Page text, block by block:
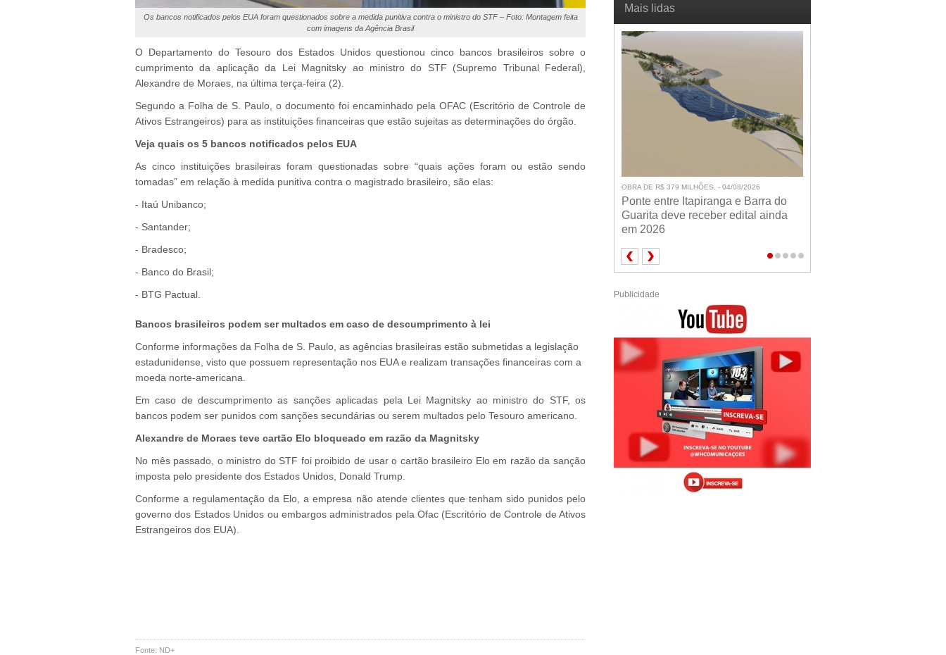
Os bancos notificados pelos EUA foram questionados sobre a medida punitiva contra o ministro do STF – Foto: Montagem feita
com imagens da Agência Brasil
O Departamento do Tesouro dos Estados Unidos questionou cinco bancos brasileiros sobre o
cumprimento da aplicação da Lei Magnitsky ao ministro do STF (Supremo Tribunal Federal),
Alexandre de Moraes, na última terça-feira (2).
Segundo a Folha de S. Paulo, o documento foi encaminhado pela OFAC (Escritório de Controle de
Ativos Estrangeiros) para as instituições financeiras que estão sujeitas as determinações do órgão.
Veja quais os 5 bancos notificados pelos EUA
As cinco instituições brasileiras foram questionadas sobre “quais ações foram ou estão sendo
tomadas” em relação à medida punitiva contra o magistrado brasileiro, são elas:
- Itaú Unibanco;
- Santander;
- Bradesco;
- Banco do Brasil;
- BTG Pactual.
Bancos brasileiros podem ser multados em caso de descumprimento à lei
Conforme informações da Folha de S. Paulo, as agências brasileiras estão submetidas a legislação
estadunidense, visto que possuem representação nos EUA e realizam transações financeiras com a
moeda norte-americana.
Em caso de descumprimento as sanções aplicadas pela Lei Magnitsky ao ministro do STF, os
bancos podem ser punidos com sanções secundárias ou serem multados pelo Tesouro americano.
Alexandre de Moraes teve cartão Elo bloqueado em razão da Magnitsky
No mês passado, o ministro do STF foi proibido de usar o cartão brasileiro Elo em razão da sanção
imposta pelo presidente dos Estados Unidos, Donald Trump.
Conforme a regulamentação da Elo, a empresa não atende clientes que tenham sido punidos pelo
governo dos Estados Unidos ou embargos administrados pela Ofac (Escritório de Controle de Ativos
Estrangeiros dos EUA).
Fonte: ND+
Mais lidas
OBRA DE R$ 379 MILHÕES. - 04/08/2026
Ponte entre Itapiranga e Barra do
Guarita deve receber edital ainda
em 2026
Publicidade